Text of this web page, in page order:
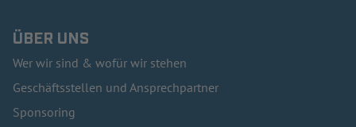
ÜBER UNS
Wer wir sind & wofür wir stehen
Geschäftsstellen und Ansprechpartner
Sponsoring